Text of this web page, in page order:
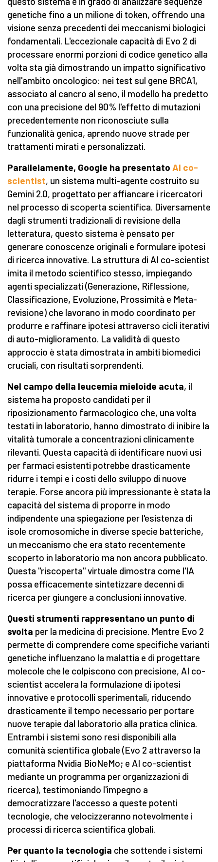
genetiche fino a un milione di token, offrendo una
visione senza precedenti dei meccanismi biologici
fondamentali. L'eccezionale capacità di Evo 2 di
processare enormi porzioni di codice genetico alla
volta sta già dimostrando un impatto significativo
nell'ambito oncologico: nei test sul gene BRCA1,
associato al cancro al seno, il modello ha predetto
con una precisione del 90% l'effetto di mutazioni
precedentemente non riconosciute sulla
funzionalità genica, aprendo nuove strade per
trattamenti mirati e personalizzati.
Parallelamente, Google ha presentato AI co-
scientist, un sistema multi-agente costruito su
Gemini 2.0, progettato per affiancare i ricercatori
nel processo di scoperta scientifica. Diversamente
dagli strumenti tradizionali di revisione della
letteratura, questo sistema è pensato per
generare conoscenze originali e formulare ipotesi
di ricerca innovative. La struttura di AI co-scientist
imita il metodo scientifico stesso, impiegando
agenti specializzati (Generazione, Riflessione,
Classificazione, Evoluzione, Prossimità e Meta-
revisione) che lavorano in modo coordinato per
produrre e raffinare ipotesi attraverso cicli iterativi
di auto-miglioramento. La validità di questo
approccio è stata dimostrata in ambiti biomedici
cruciali, con risultati sorprendenti.
Nel campo della leucemia mieloide acuta, il
sistema ha proposto candidati per il
riposizionamento farmacologico che, una volta
testati in laboratorio, hanno dimostrato di inibire la
vitalità tumorale a concentrazioni clinicamente
rilevanti. Questa capacità di identificare nuovi usi
per farmaci esistenti potrebbe drasticamente
ridurre i tempi e i costi dello sviluppo di nuove
terapie. Forse ancora più impressionante è stata la
capacità del sistema di proporre in modo
indipendente una spiegazione per l'esistenza di
isole cromosomiche in diverse specie batteriche,
un meccanismo che era stato recentemente
scoperto in laboratorio ma non ancora pubblicato.
Questa "riscoperta" virtuale dimostra come l'IA
possa efficacemente sintetizzare decenni di
ricerca per giungere a conclusioni innovative.
Questi strumenti rappresentano un punto di
svolta per la medicina di precisione. Mentre Evo 2
permette di comprendere come specifiche varianti
genetiche influenzano la malattia e di progettare
molecole che le colpiscono con precisione, AI co-
scientist accelera la formulazione di ipotesi
innovative e protocolli sperimentali, riducendo
drasticamente il tempo necessario per portare
nuove terapie dal laboratorio alla pratica clinica.
Entrambi i sistemi sono resi disponibili alla
comunità scientifica globale (Evo 2 attraverso la
piattaforma Nvidia BioNeMo; e AI co-scientist
mediante un programma per organizzazioni di
ricerca), testimoniando l'impegno a
democratizzare l'accesso a queste potenti
tecnologie, che velocizzeranno notevolmente i
processi di ricerca scientifica globali.
Per quanto la tecnologia che sottende i sistemi